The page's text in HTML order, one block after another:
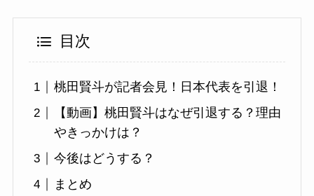
目次
桃田賢斗が記者会見！日本代表を引退！
【動画】桃田賢斗はなぜ引退する？理由
やきっかけは？
今後はどうする？
まとめ